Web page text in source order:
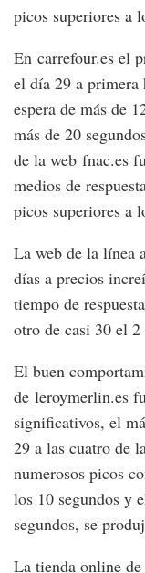
picos superiores a
En carrefour.es el
el día 29 a primera
espera de más de
más de 20
de la web fnac.es
medios de
picos superiores a
La web de la línea
días a precios
tiempo de
otro de casi 30 el
El buen
de leroymerlin.es
significativos, el
29 a las cuatro de
numerosos picos
los 10 segundos y
segundos, se
La tienda online